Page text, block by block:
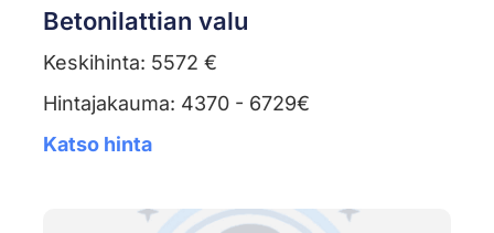
Betonilattian valu
Keskihinta: 5572 €
Hintajakauma: 4370 - 6729€
Katso hinta